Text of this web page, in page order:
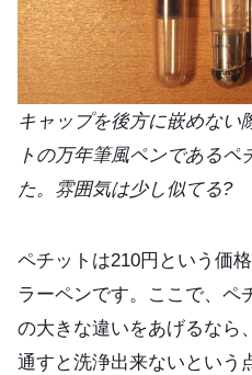
キャップを後方に嵌めない
トの万年筆風ペンであるペ
た。雰囲気は少し似てる?
ペチットは210円という価
ラーペンです。ここで、ペ
の大きな違いをあげるなら
通すと洗浄出来ないという